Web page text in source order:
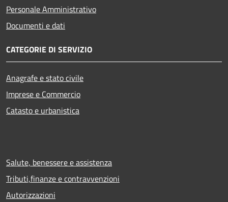
Personale Amministrativo
Documenti e dati
CATEGORIE DI SERVIZIO
Anagrafe e stato civile
Imprese e Commercio
Catasto e urbanistica
Salute, benessere e assistenza
Tributi,finanze e contravvenzioni
Autorizzazioni